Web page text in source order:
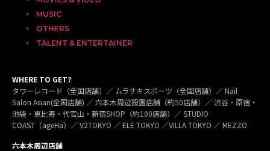
MUSIC
OTHERS
TALENT & ENTERTAINER
WHERE TO GET?
タワーレコード（全国店舗）／ ムラサキスポーツ（全国店舗）／ Nail
Salon Asian(全国店舗) ／ 六本木周辺設置店舗（約50店舗）／ 渋谷・原宿・
池袋・恵比寿・代官山・新宿SHOP（約100店舗）／ STUDIO
COAST（ageHa）／ V2TOKYO ／ ELE TOKYO ／VILLA TOKYO ／ MEZZO
六本木周辺店舗